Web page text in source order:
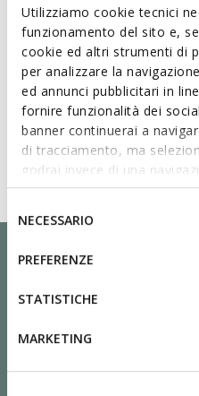
Utilizziamo cookie tecnici
funzionamento del sito e,
cookie ed altri strumenti di
per analizzare la
ed annunci pubblicitari in
fornire funzionalità dei
banner continuerai a
di tracciamento, ma
godrai invece di una
base dei tuoi gusti ed
IMPOSTAZIONI potrai
altri strumenti di
informazioni o per
tue impostazioni, visita la
del
consenso
NECESSARIO
PREFERENZE
STATISTICHE
MARKETING